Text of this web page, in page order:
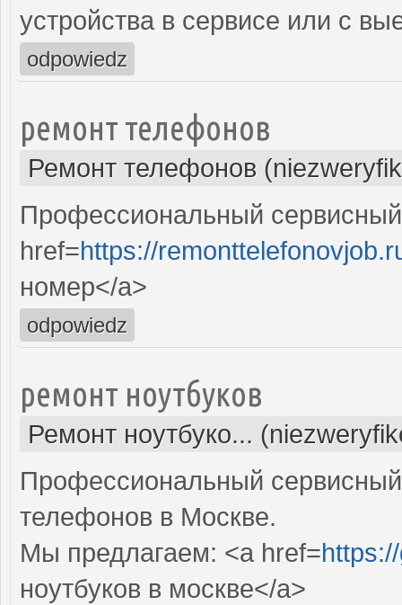
устройства в сервисе или с
odpowiedz
ремонт телефонов
Ремонт телефонов
Профессиональный
href=https://
номер</a>
odpowiedz
ремонт ноутбуков
Ремонт ноутбуко...
Профессиональный
телефонов в Москве.
Мы предлагаем: <a href=
ноутбуков в москве</a>